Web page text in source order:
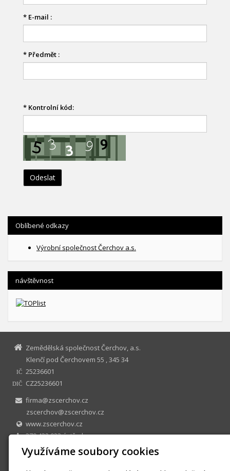
* E-mail :
* Předmět :
* Kontrolní kód:
Oblíbené odkazy
Výrobní společnost Čerchov a.s.
návštěvnost
Zemědělská společnost Čerchov, a.s.
Klenčí pod Čerchovem 55 , 345 34
IČ 25236601
DIČ
CZ25236601
firma@zscerchov.cz
zscerchov@zscerchov.cz
www.zscerchov.cz
379 432 023 ústředna
Firma vedená u OR vedeném u Krajského soudu v Plzni, oddíl B,
vložka 815. Zápis dne 1.10.1999 .
Využíváme soubory cookies